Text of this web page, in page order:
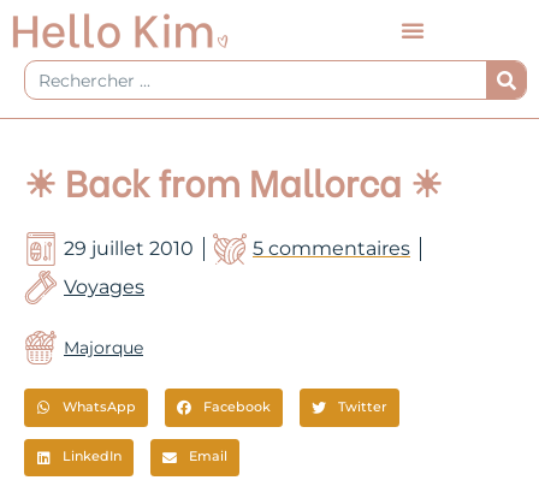
Aller
au
contenu
Rechercher
☀ Back from Mallorca ☀
29 juillet 2010
5 commentaires
Voyages
Majorque
WhatsApp Facebook Twitter
LinkedIn Email